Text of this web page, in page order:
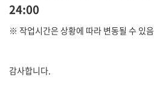
24:00
※ 작업시간은 상황에 따라 변동될 수 있음
감사합니다.